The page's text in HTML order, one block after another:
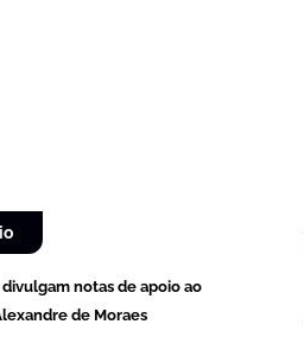
notas de apoio ao
de Moraes